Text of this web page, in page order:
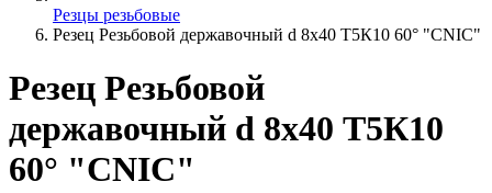
Резцы резьбовые
Резец Резьбовой державочный d 8х40 Т5К10 60° "CNIC"
Резец Резьбовой
державочный d 8х40 Т5К10
60° "CNIC"